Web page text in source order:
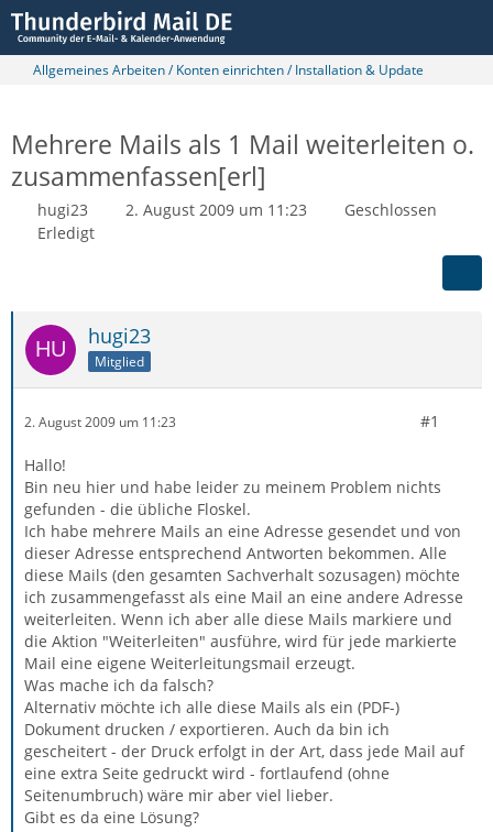
Allgemeines Arbeiten / Konten einrichten / Installation & Update
Mehrere Mails als 1 Mail weiterleiten o.
zusammenfassen[erl]
hugi23 2. August 2009 um 11:23
Geschlossen
Erledigt
hugi23
Mitglied
2. August 2009 um 11:23 #1
Hallo!
Bin neu hier und habe leider zu meinem Problem nichts
gefunden - die übliche Floskel.
Ich habe mehrere Mails an eine Adresse gesendet und von
dieser Adresse entsprechend Antworten bekommen. Alle
diese Mails (den gesamten Sachverhalt sozusagen) möchte
ich zusammengefasst als eine Mail an eine andere Adresse
weiterleiten. Wenn ich aber alle diese Mails markiere und
die Aktion "Weiterleiten" ausführe, wird für jede markierte
Mail eine eigene Weiterleitungsmail erzeugt.
Was mache ich da falsch?
Alternativ möchte ich alle diese Mails als ein (PDF-)
Dokument drucken / exportieren. Auch da bin ich
gescheitert - der Druck erfolgt in der Art, dass jede Mail auf
eine extra Seite gedruckt wird - fortlaufend (ohne
Seitenumbruch) wäre mir aber viel lieber.
Gibt es da eine Lösung?